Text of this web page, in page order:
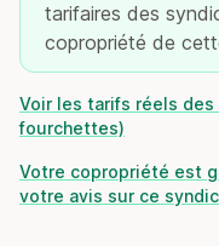
tarifaires des
copropriété de
Voir les tarifs réels
fourchettes)
Votre copropriété est
votre avis sur ce syndic